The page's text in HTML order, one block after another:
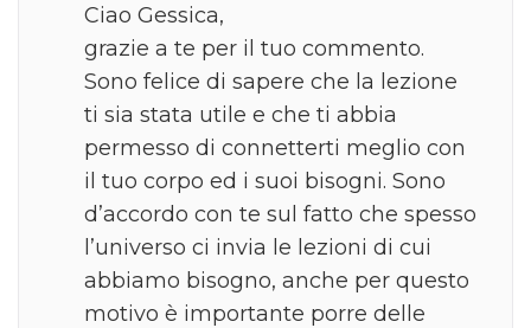
Ciao Gessica,
grazie a te per il tuo commento.
Sono felice di sapere che la lezione
ti sia stata utile e che ti abbia
permesso di connetterti meglio con
il tuo corpo ed i suoi bisogni. Sono
d’accordo con te sul fatto che spesso
l’universo ci invia le lezioni di cui
abbiamo bisogno, anche per questo
motivo è importante porre delle